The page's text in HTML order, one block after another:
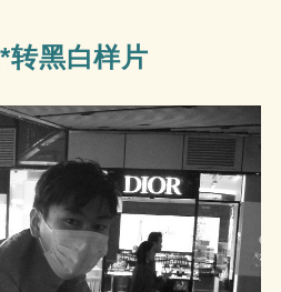
黑白样片